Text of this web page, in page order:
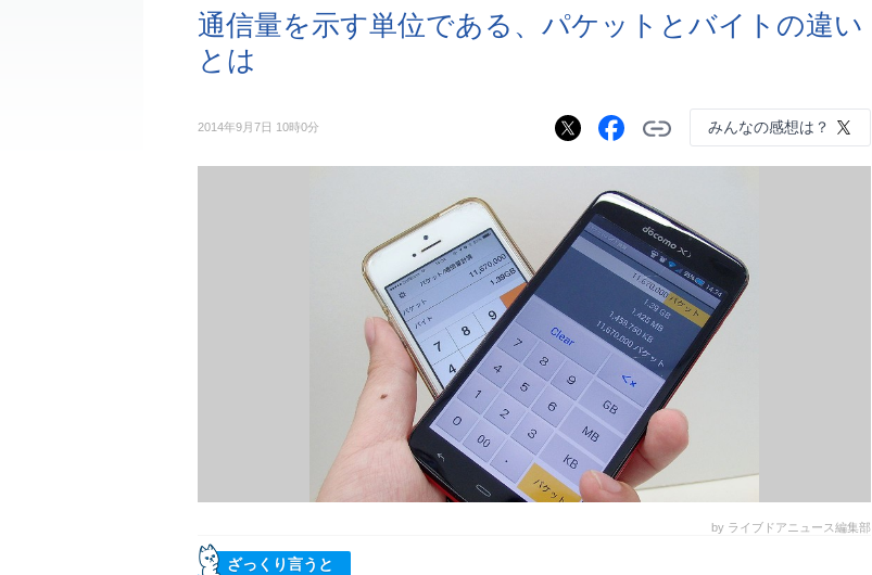
通信量を示す単位である、パケットとバイトの違い
とは
2014年9月7日 10時0分 みんなの感想は？
by ライブドアニュース編集部
ざっくり言うと